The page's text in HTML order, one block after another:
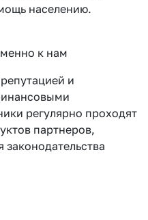
населению.
к нам
и
регулярно проходят
партнеров,